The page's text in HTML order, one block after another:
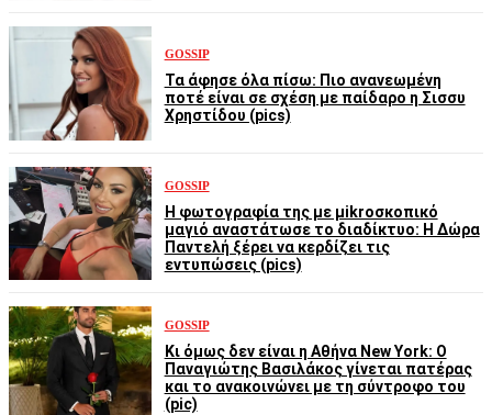
GOSSIP
Τα άφησε όλα πίσω: Πιο ανανεωμένη
ποτέ είναι σε σχέση με παίδαρο η Σισσυ
Χρηστίδου (pics)
GOSSIP
Η φωτογραφία της με μikroσκοπικό
μαγιό αναστάτωσε το διαδίκτυο: Η Δώρα
Παντελή ξέρει να κερδίζει τις
εντυπώσεις (pics)
GOSSIP
Κι όμως δεν είναι η Αθήνα New York: Ο
Παναγιώτης Βασιλάκος γίνεται πατέρας
και το ανακοινώνει με τη σύντροφο του
(pic)